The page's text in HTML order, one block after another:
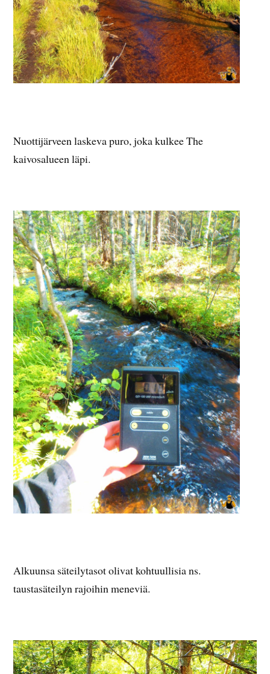
Nuottijärveen laskeva puro, joka kulkee The
kaivosalueen läpi.
Alkuunsa säteilytasot olivat kohtuullisia ns.
taustasäteilyn rajoihin meneviä.